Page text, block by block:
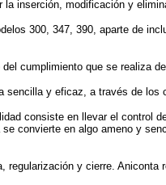
inserción, modificación y
300, 347, 390, aparte de
cumplimiento que se realiza
sencilla y eficaz, a través de los
consiste en llevar el control
convierte en algo ameno y
regularización y cierre.